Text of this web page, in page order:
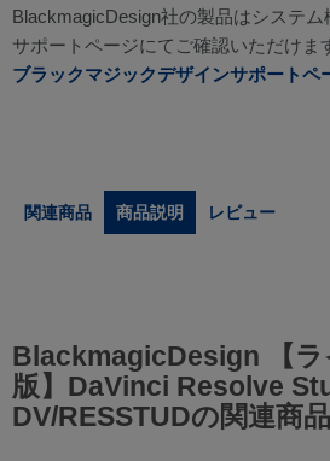
BlackmagicDesign社の製品はシステ
サポートページにてご確認いただけま
ブラックマジックデザインサポートペ
関連商品 商品説明 レビュー
BlackmagicDesign 【ラ
版】DaVinci Resolve
DV/RESSTUDの関連商品